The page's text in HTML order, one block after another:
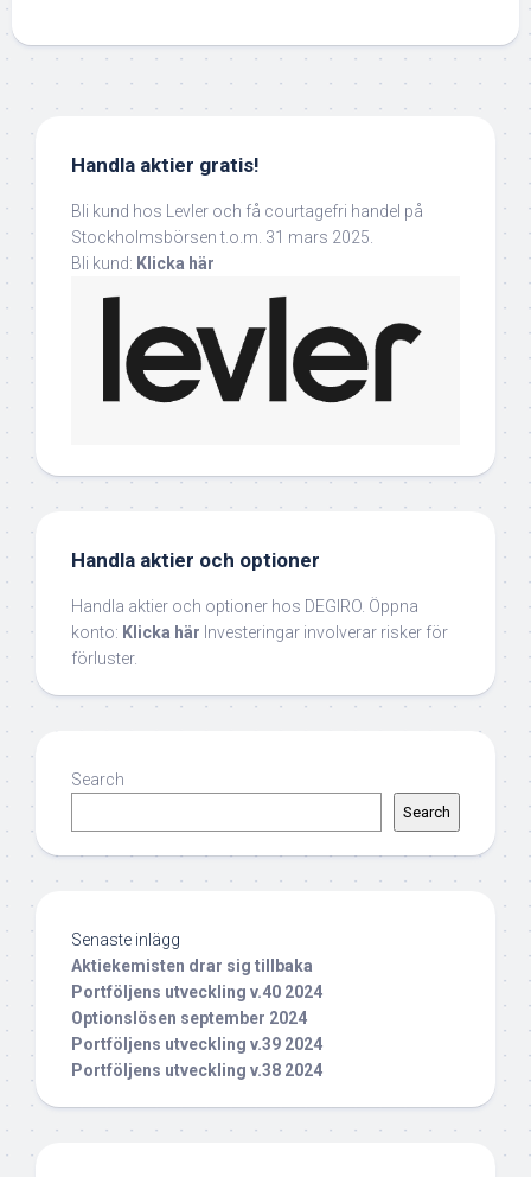
Handla aktier gratis!
Bli kund hos Levler och få courtagefri handel på
Stockholmsbörsen t.o.m. 31 mars 2025.
Bli kund: Klicka här
Handla aktier och optioner
Handla aktier och optioner hos DEGIRO. Öppna
konto: Klicka här Investeringar involverar risker för
förluster.
Search
Search
Senaste inlägg
Aktiekemisten drar sig tillbaka
Portföljens utveckling v.40 2024
Optionslösen september 2024
Portföljens utveckling v.39 2024
Portföljens utveckling v.38 2024